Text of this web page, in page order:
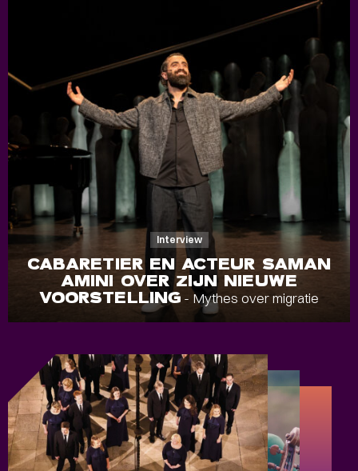
Interview
CABARETIER EN ACTEUR SAMAN
AMINI OVER ZIJN NIEUWE
VOORSTELLING- Mythes over migratie